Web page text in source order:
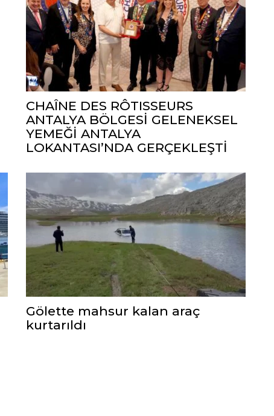
CHAÎNE DES RÔTISSEURS
ANTALYA BÖLGESİ GELENEKSEL
YEMEĞİ ANTALYA
LOKANTASI’NDA GERÇEKLEŞTİ
Gölette mahsur kalan araç
kurtarıldı